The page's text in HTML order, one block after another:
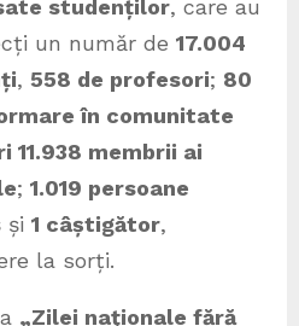
studenților, care au
un număr de 17.004
, 558 de profesori; 80
în comunitate
11.938 membrii ai
; 1.019 persoane
și 1 câștigător,
la sorți.
„Zilei naţionale fără